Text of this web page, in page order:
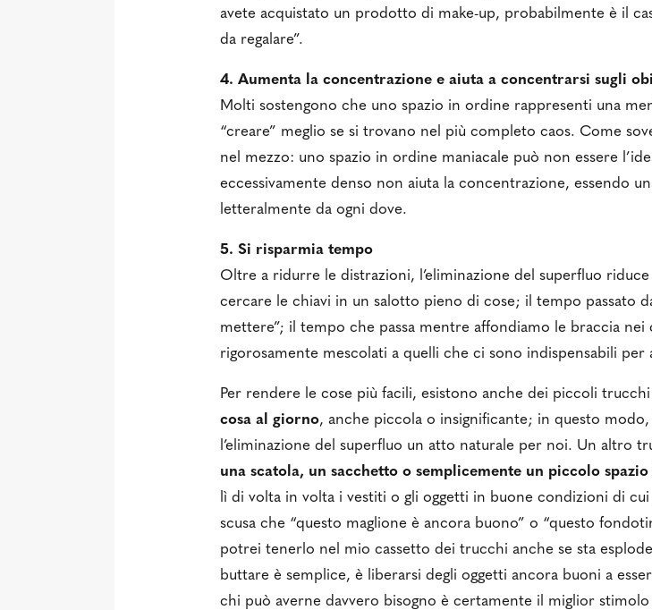
avete acquistato un prodotto di make-up, probabilmente è il
da regalare”.
4. Aumenta la concentrazione e aiuta a concentrarsi sugli
Molti sostengono che uno spazio in ordine rappresenti una
“creare” meglio se si trovano nel più completo caos. Come
nel mezzo: uno spazio in ordine maniacale può non essere
eccessivamente denso non aiuta la concentrazione, essendo
letteralmente da ogni dove.
5. Si risparmia tempo
Oltre a ridurre le distrazioni, l’eliminazione del superfluo
cercare le chiavi in un salotto pieno di cose; il tempo passato
mettere”; il tempo che passa mentre affondiamo le braccia
rigorosamente mescolati a quelli che ci sono indispensabili per
Per rendere le cose più facili, esistono anche dei piccoli
cosa al giorno, anche piccola o insignificante; in questo
l’eliminazione del superfluo un atto naturale per noi. Un altro
una scatola, un sacchetto o semplicemente un piccolo
lì di volta in volta i vestiti o gli oggetti in buone condizioni di
scusa che “questo maglione è ancora buono” o “questo
potrei tenerlo nel mio cassetto dei trucchi anche se sta
buttare è semplice, è liberarsi degli oggetti ancora buoni a
chi può averne davvero bisogno è certamente il miglior